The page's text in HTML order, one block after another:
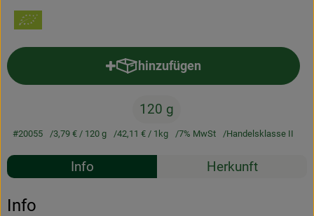
Über uns
hinzufügen
Produkt zum Warenkorb
120 g
#20055 3,79 €/ 120 g 42,11 €/ 1kg 7% MwSt Handelsklasse II
Rezepte
Info Herkunft
Info